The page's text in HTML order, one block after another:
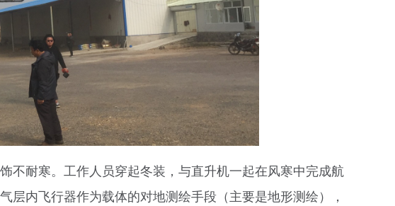
不耐寒。工作人员穿起冬装，与直升机一起在风寒中完成航
层内飞行器作为载体的对地测绘手段（主要是地形测绘），